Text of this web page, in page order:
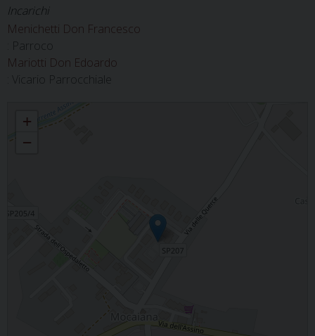
Incarichi
Menichetti Don Francesco
: Parroco
Mariotti Don Edoardo
: Vicario Parrocchiale
MONTELETO - SANTA MARIA
+
−